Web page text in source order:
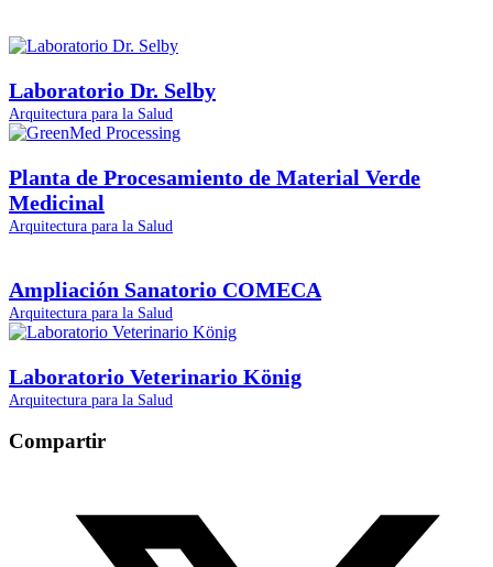
Laboratorio Dr. Selby
Arquitectura para la Salud
Planta de Procesamiento de Material Verde
Medicinal
Arquitectura para la Salud
Ampliación Sanatorio COMECA
Arquitectura para la Salud
Laboratorio Veterinario König
Arquitectura para la Salud
Compartir